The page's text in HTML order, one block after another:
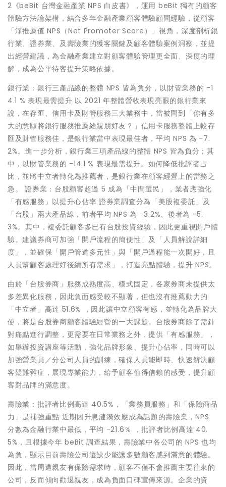
2《beBit 台灣金融產業 NPS 白皮書》，運用 beBit 獨有的顧客
體驗方法論架構，結合多年金融產業顧客體驗顧問經驗，從顧客
「淨推薦值 NPS（Net Promoter Score）」視角，深度剖析銀
行業、證券業、及壽險業的獲客關鍵及顧客體驗案例洞察，並提
出經營建議，為金融產業建立對顧客體驗管理更全面、深度的理
解，成為公平待客提升策略依據。
銀行業：銀行三產品線的整體 NPS 皆為負分，以財管業務的 -1
4.1 % 表現最需提升 以 2021 年整體營收表現亮眼的銀行業來
說，在存匯、信用卡及財管服務三大業務中，當被問到「你有多
大的意願將銀行服務推薦給親朋好友？」信⽤卡服務整體上較存
匯及財管服務佳，是銀行業當中表現最佳者，平均 NPS 為 -7.
2%。進一步分析，銀行業三項產品線的整體 NPS 皆為負分；其
中，以財管業務的 -14.1 % 表現最需提升。如何降低批評者占
比，並將中立者轉化為推薦者，是銀行業在顧客經營上的當務之
急。 證券業：台股顧客超過 5 成為「中間選民」，業者應強化
「有感服務」以提升心佔率 證券業調查分為「美股複委託」及
「台股」兩大產品線，前者平均 NPS 為 -3.2%、後者為 -5.
3%。其中，複委託顧客多已有台股投資經驗，因此更重視開戶體
驗。建議券商可加強「開戶流程的簡便性」及「人員解說詳細
度」，並確保「開戶管道多元性」與「開戶過程能一次開好，且
人員幫顧客處理好後續所有需求」，打造亮點體驗，提升 NPS。
由於「台股券商」服務成熟度高、模式固定，各家券商未提供太
多差異化服務，因此負面感受較不顯著，但也沒有推薦動力的
「中立者」高達 51.6% ，因此讓中立顧客有感，並轉化為品牌大
使，將是台股券商顧客體驗經營的一大課題。台股券商除了需針
對痛點進行調整，更需要在日常業務之外，提供「有感服務」，
如舉辦投資講座等活動，強化品牌形象、提升心佔率，同時可以
加強營業員／分公司人員的訓練，確保人員能即時、快速解決顧
客疑難雜症，展現專業能力，給予顧客值得信賴的感受，提升顧
客對品牌的滿意度。
壽險業：批評者比例高達 40.5%，「業務員服務」和「保險商品
力」是補強重點 近期因升息漣漪效應成為話題的壽險業，NPS
分數為金融行業中最低，平均 -21.6％ ，批評者比例高達 40.
5%，且根據今年 beBit 調查結果，壽險業中各公司的 NPS 也均
為負，顯示目前壽險公司還缺少能讓多數顧客感到滿意的體驗。
因此，當周遭親友有保險需求時，顧客不僅不會推薦主要往來的
公司，反而傾向勸退親友，成為負面口碑宣傳來源。企業的資